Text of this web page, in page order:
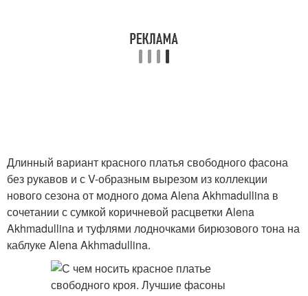
Длинный вариант красного платья свободного фасона
без рукавов и с V-образным вырезом из коллекции
нового сезона от модного дома Alena Akhmadullina в
сочетании с сумкой коричневой расцветки Alena
Akhmadullina и туфлями лодночками бирюзового тона на
каблуке Alena Akhmadullina.